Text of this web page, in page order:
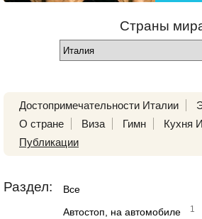
Страны
Достопримечательности Италии
О стране
Виза Гимн
Кухня
Публикации
Раздел: Все
Автостоп, на автомобиле 1